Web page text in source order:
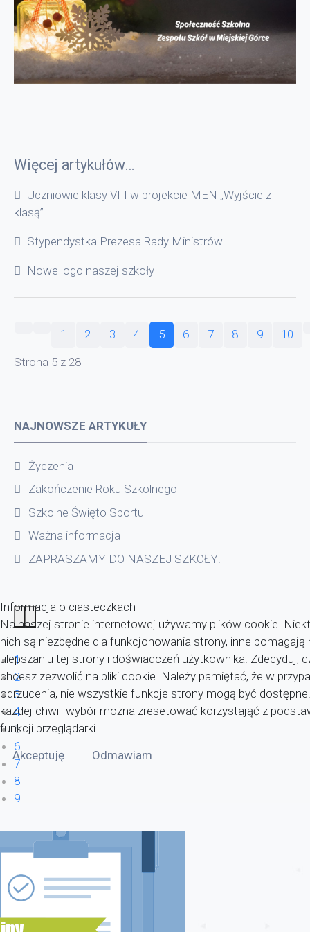
Więcej artykułów…
Uczniowie klasy VIII w projekcie MEN „Wyjście z
klasą”
Stypendystka Prezesa Rady Ministrów
Nowe logo naszej szkoły
1 2 3 4 5 6 7 8 9
10
Strona 5 z 28
NAJNOWSZE ARTYKUŁY
Życzenia
Zakończenie Roku Szkolnego
Szkolne Święto Sportu
Ważna informacja
ZAPRASZAMY DO NASZEJ SZKOŁY!
1
2
3
4
5
6
7
8
9
Informacja o ciasteczkach
Na naszej stronie internetowej używamy plików cookie.
nich są niezbędne dla funkcjonowania strony, inne pomagają
ulepszaniu tej strony i doświadczeń użytkownika. Zdecyduj,
chcesz zezwolić na pliki cookie. Należy pamiętać, że w
odrzucenia, nie wszystkie funkcje strony mogą być
każdej chwili wybór można zresetować korzystająć z
funkcji przeglądarki.
Akceptuję
Odmawiam